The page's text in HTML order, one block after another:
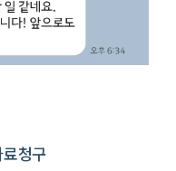
청구